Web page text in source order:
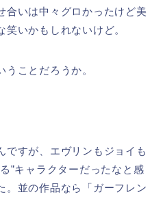
合いは中々グロかったけど美
笑いかもしれないけど。
うことだろうか。
ですが、エヴリンもジョイも
”キャラクターだったなと感
。並の作品なら「ガーフレン